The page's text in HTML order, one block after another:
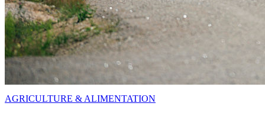
AGRICULTURE & ALIMENTATION